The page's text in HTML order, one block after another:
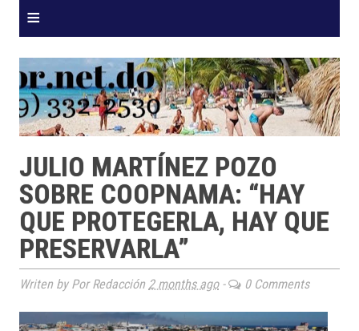
≡
JULIO MARTÍNEZ POZO
SOBRE COOPNAMA: “HAY
QUE PROTEGERLA, HAY QUE
PRESERVARLA”
Writen by Por Redacción 2 months ago- 0 Comments